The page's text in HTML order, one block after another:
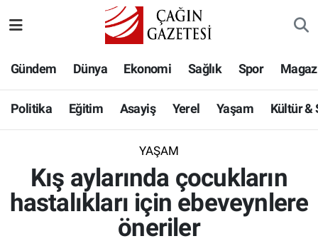
Gündem Dünya Ekonomi Sağlık Spor
Politika Eğitim Asayiş Yerel Yaşam Kültür &
YAŞAM
Kış aylarında çocukların
hastalıkları için ebeveynlere
öneriler
Eğitim
Asayiş
Yaşam
Kültür & Sanat
Hava Durumu
Namaz Vakitleri
Süper Lig Puan Durumu ve Fikstür
Tüm Manşetler